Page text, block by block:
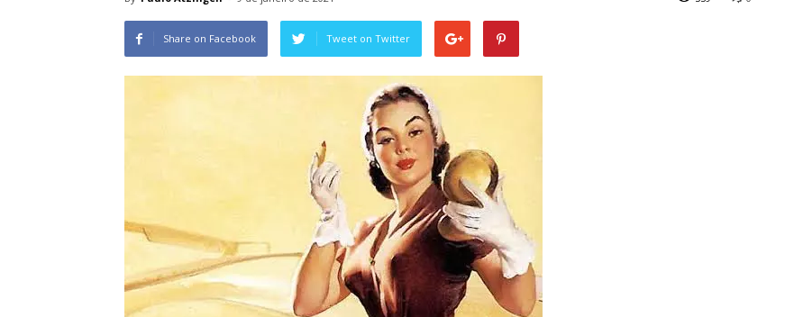
Share on Facebook Tweet on Twitter